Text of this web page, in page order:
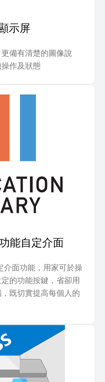
示屏
備有清楚的圖像說
作及狀態
能自定介面
介面功能，用家可於操
的功能按鍵，省卻用
既切實提高每個人的